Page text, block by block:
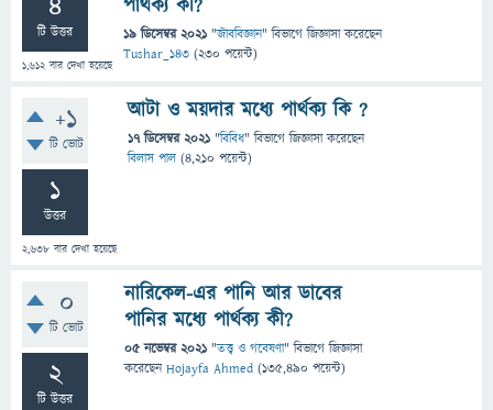
4
টি উত্তর
1,612বার দেখা হয়েছে
পার্থক্য কী?
19 ডিসেম্বর 2021 "জীববিজ্ঞান" বিভাগে জিজ্ঞাসাকরেছেন
Tushar_143 (230 পয়েন্ট)
+1
টি ভোট
1
উত্তর
2,638 বার দেখা হয়েছে
আটা ও ময়দার মধ্যে পার্থক্য কি ?
17 ডিসেম্বর 2021 "বিবিধ" বিভাগে জিজ্ঞাসাকরেছেন
বিলাস পাল (4,210 পয়েন্ট)
0
টি ভোট
2
টি উত্তর
নারিকেল-এর পানি আর ডাবের
পানির মধ্যে পার্থক্য কী?
05 নভেম্বর 2021 "তত্ত্ব ও গবেষণা" বিভাগে জিজ্ঞাসা
করেছেনHojayfa Ahmed (135,490 পয়েন্ট)